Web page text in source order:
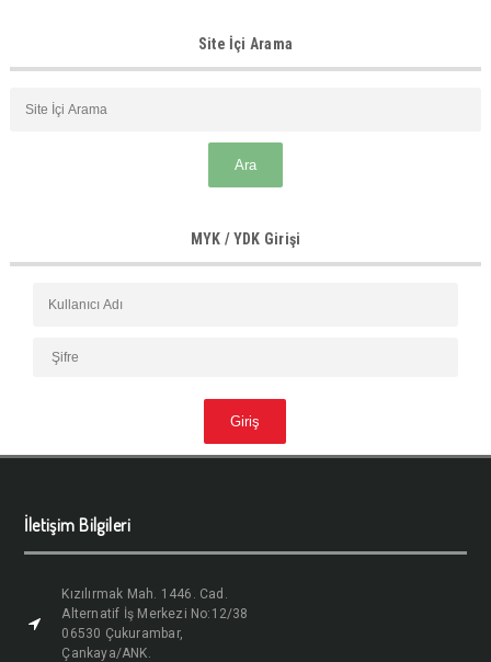
Site İçi Arama
MYK / YDK Girişi
İletişim Bilgileri
Kızılırmak Mah. 1446. Cad.
Alternatif İş Merkezi No:12/38
06530 Çukurambar,
Çankaya/ANK.